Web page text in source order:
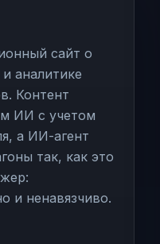
сайт о
аналитике
Контент
ИИ с учетом
а ИИ-агент
так, как это
и ненавязчиво.